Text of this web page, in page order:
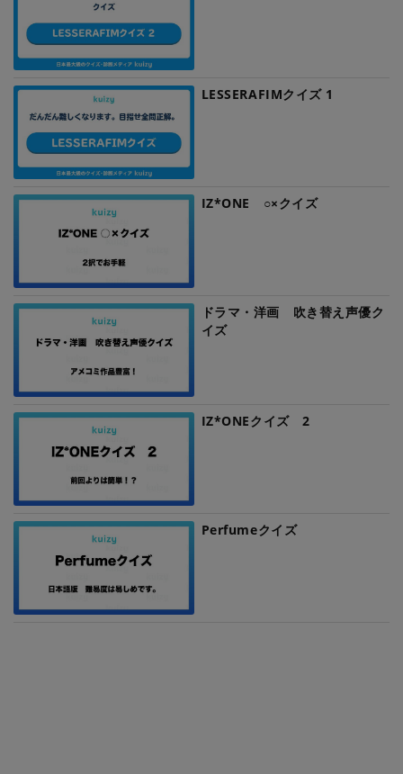
LESSERAFIMクイズ 1
IZ*ONE ○×クイズ
ドラマ・洋画 吹き替え声優ク
イズ
IZ*ONEクイズ 2
Perfumeクイズ